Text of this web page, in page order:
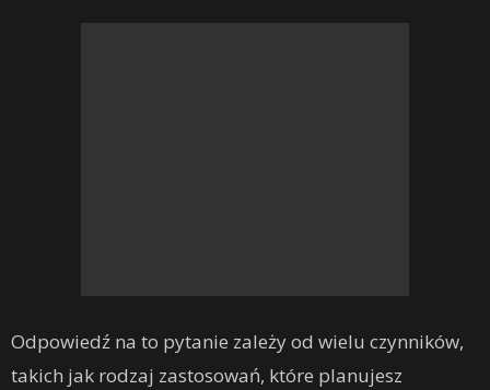
Odpowiedź na to pytanie zależy od wielu czynników,
takich jak rodzaj zastosowań, które planujesz